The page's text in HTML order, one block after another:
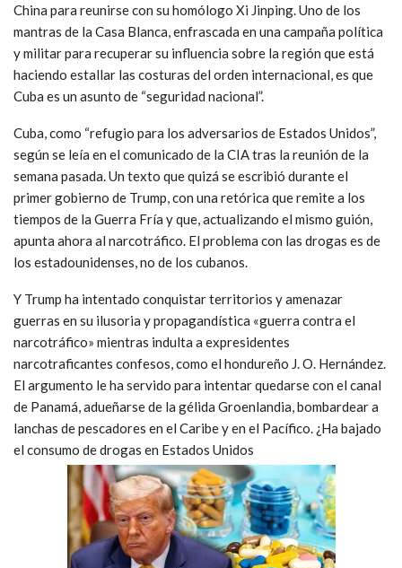
China para reunirse con su homólogo Xi Jinping. Uno de los
mantras de la Casa Blanca, enfrascada en una campaña política
y militar para recuperar su influencia sobre la región que está
haciendo estallar las costuras del orden internacional, es que
Cuba es un asunto de “seguridad nacional”.
Cuba, como “refugio para los adversarios de Estados Unidos”,
según se leía en el comunicado de la CIA tras la reunión de la
semana pasada. Un texto que quizá se escribió durante el
primer gobierno de Trump, con una retórica que remite a los
tiempos de la Guerra Fría y que, actualizando el mismo guión,
apunta ahora al narcotráfico. El problema con las drogas es de
los estadounidenses, no de los cubanos.
Y Trump ha intentado conquistar territorios y amenazar
guerras en su ilusoria y propagandística «guerra contra el
narcotráfico» mientras indulta a expresidentes
narcotraficantes confesos, como el hondureño J. O. Hernández.
El argumento le ha servido para intentar quedarse con el canal
de Panamá, adueñarse de la gélida Groenlandia, bombardear a
lanchas de pescadores en el Caribe y en el Pacífico. ¿Ha bajado
el consumo de drogas en Estados Unidos